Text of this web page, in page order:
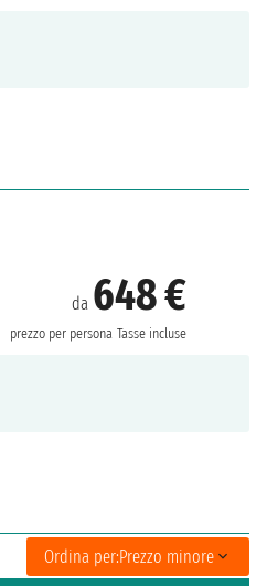
da 648 €
prezzo per persona Tasse incluse
Ordina per:Prezzo minore